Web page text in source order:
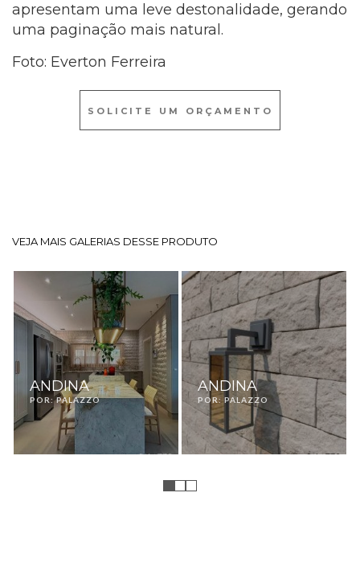
apresentam uma leve destonalidade, gerando
uma paginação mais natural.
Foto: Everton Ferreira
SOLICITE UM ORÇAMENTO
VEJA MAIS GALERIAS DESSE PRODUTO
ANDINA
POR: PALAZZO
ANDINA
POR: PALAZZO